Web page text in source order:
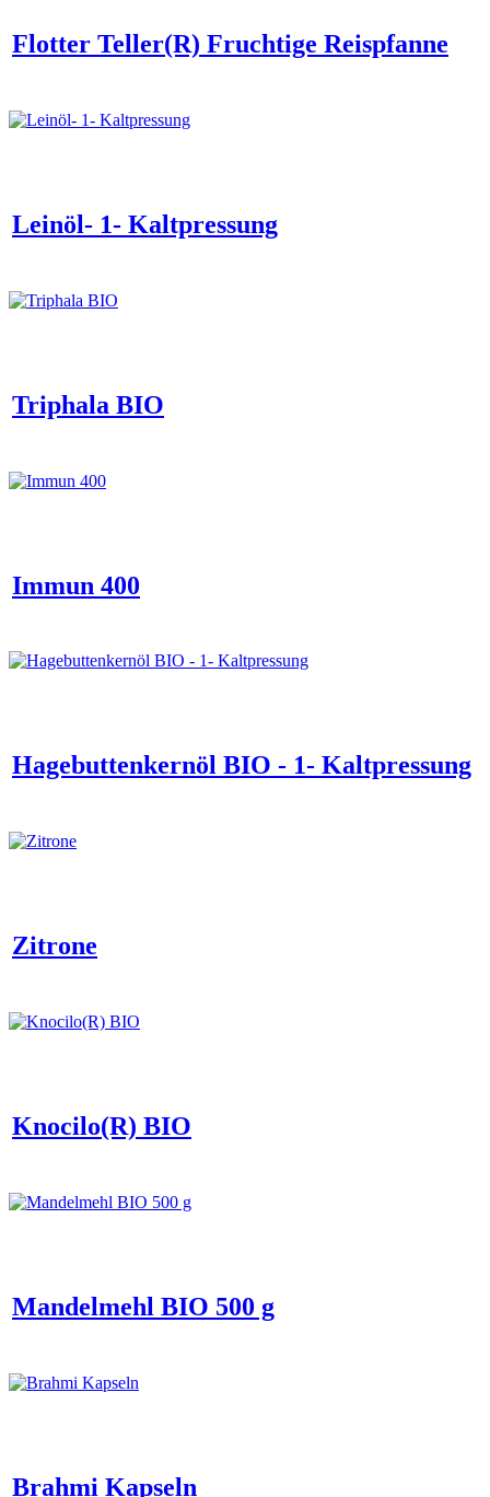
Flotter Teller(R) Fruchtige Reispfanne
Leinöl- 1- Kaltpressung
Triphala BIO
Immun 400
Hagebuttenkernöl BIO - 1- Kaltpressung
Zitrone
Knocilo(R) BIO
Mandelmehl BIO 500 g
Brahmi Kapseln